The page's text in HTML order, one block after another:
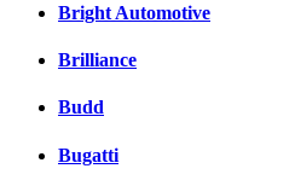
Bright Automotive
Brilliance
Budd
Bugatti